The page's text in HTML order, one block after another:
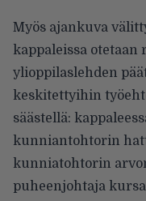
Myös ajankuva
kappaleissa
ylioppilaslehden
keskitettyihin
säästellä:
kunniantohtorin
kunniatohtorin
puheenjohtaja